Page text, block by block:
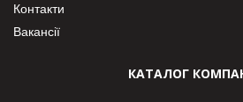
Контакти
Вакансії
КАТАЛОГ